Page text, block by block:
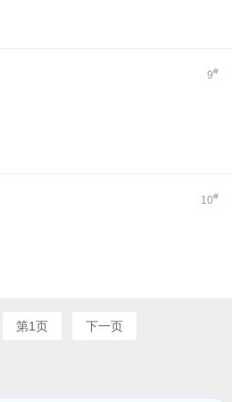
9#
10#
第1页 下一页